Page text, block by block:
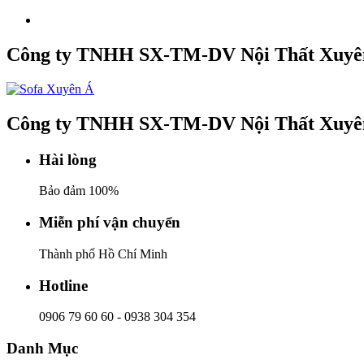
Công ty TNHH SX-TM-DV Nội Thất
Công ty TNHH SX-TM-DV Nội Thất
Hài lòng
Bảo đảm 100%
Miễn phí vận chuyển
Thành phố Hồ Chí Minh
Hotline
0906 79 60 60 - 0938 304 354
Danh Mục